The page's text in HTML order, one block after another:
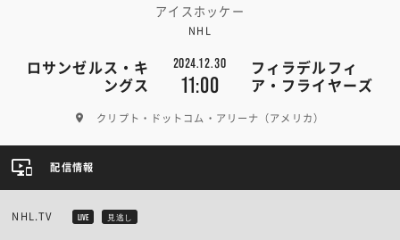
アイスホッケー
NHL
ロサンゼルス・キ
ングス
2024.12.30
11:00
フィラデルフィ
ア・フライヤーズ
クリプト・ドットコム・アリーナ（アメリカ）
配信情報
NHL.TV LIVE 見逃し